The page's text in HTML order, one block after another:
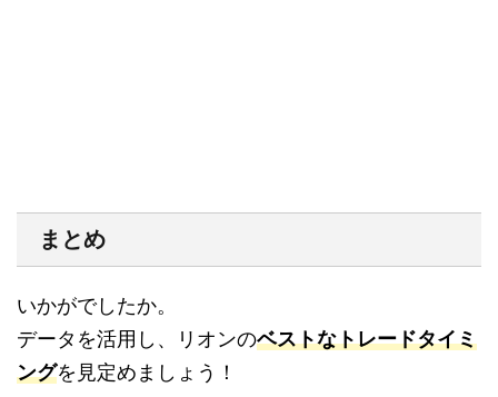
まとめ
いかがでしたか。
データを活用し、リオンのベストなトレードタイミ
ングを見定めましょう！